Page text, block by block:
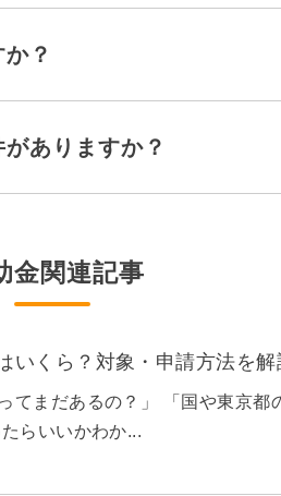
？
ありますか？
金関連記事
いくら？対象・申請方法を解
てまだあるの？」 「国や東京
らいいかわか...